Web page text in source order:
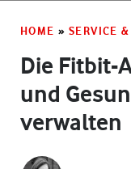
HOME » SERVICE
Die Fitbit-
und
verwalten